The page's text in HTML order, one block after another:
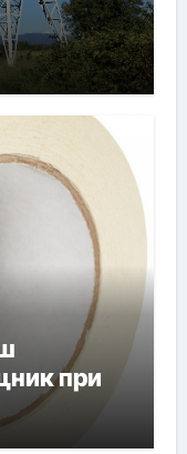
при